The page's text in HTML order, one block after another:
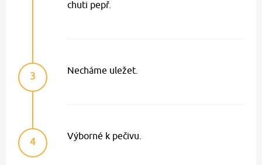
chuti pepř.
3 Necháme uležet.
4 Výborné k pečivu.